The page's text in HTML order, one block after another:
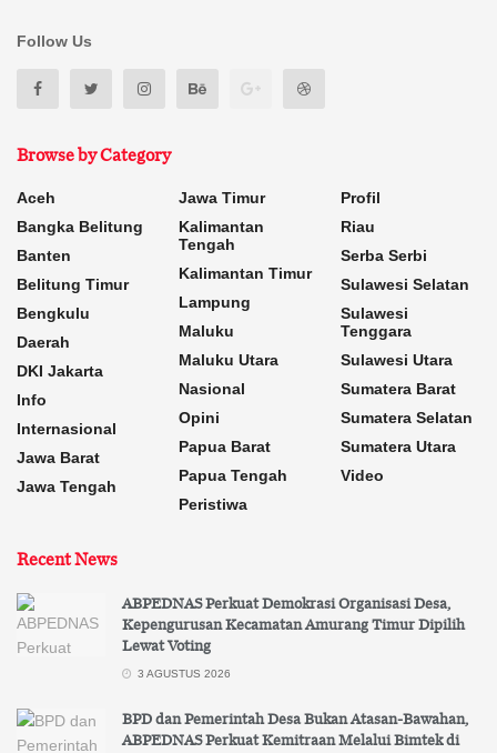
Follow Us
Browse by Category
Aceh
Bangka Belitung
Banten
Belitung Timur
Bengkulu
Daerah
DKI Jakarta
Info
Internasional
Jawa Barat
Jawa Tengah
Jawa Timur
Kalimantan
Tengah
Kalimantan Timur
Lampung
Maluku
Maluku Utara
Nasional
Opini
Papua Barat
Papua Tengah
Peristiwa
Profil
Riau
Serba Serbi
Sulawesi Selatan
Sulawesi
Tenggara
Sulawesi Utara
Sumatera Barat
Sumatera Selatan
Sumatera Utara
Video
Recent News
ABPEDNAS Perkuat Demokrasi Organisasi Desa,
Kepengurusan Kecamatan Amurang Timur Dipilih
Lewat Voting
3 AGUSTUS 2026
BPD dan Pemerintah Desa Bukan Atasan-Bawahan,
ABPEDNAS Perkuat Kemitraan Melalui Bimtek di